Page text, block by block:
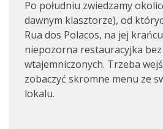
Po południu zwiedzamy
dawnym klasztorze), od
Rua dos Polacos, na jej
niepozorna restauracyjka bez
wtajemniczonych. Trzeba
zobaczyć skromne menu ze
lokalu.